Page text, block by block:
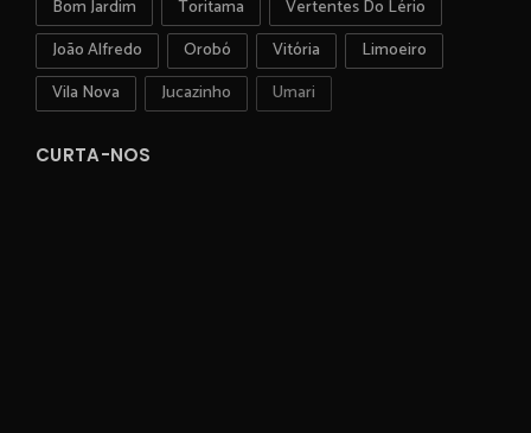
Bom Jardim
Toritama
Vertentes Do Lério
João Alfredo
Orobó Vitória
Limoeiro
Vila Nova
Jucazinho Umari
CURTA-NOS